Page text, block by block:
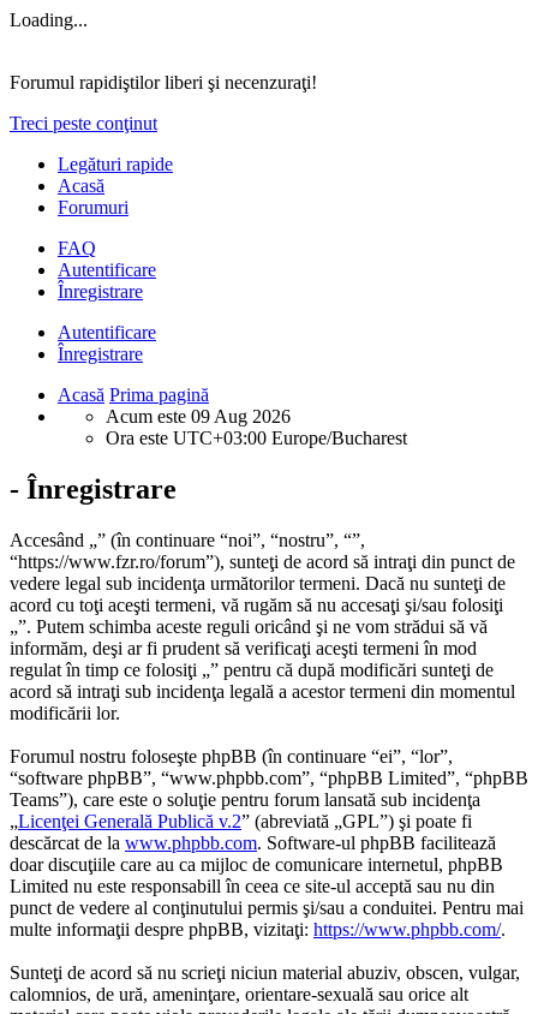
Loading...
Forumul rapidiştilor liberi şi necenzuraţi!
Treci peste conţinut
Legături rapide
Acasă
Forumuri
FAQ
Autentificare
Înregistrare
Autentificare
Înregistrare
Acasă Prima pagină
Acum este 09 Aug 2026
Ora este UTC+03:00 Europe/Bucharest
- Înregistrare
Accesând „” (în continuare “noi”, “nostru”, “”,
“https://www.fzr.ro/forum”), sunteţi de acord să intraţi din punct de
vedere legal sub incidenţa următorilor termeni. Dacă nu sunteţi de
acord cu toţi aceşti termeni, vă rugăm să nu accesaţi şi/sau folosiţi
„”. Putem schimba aceste reguli oricând şi ne vom strădui să vă
informăm, deşi ar fi prudent să verificaţi aceşti termeni în mod
regulat în timp ce folosiţi „” pentru că după modificări sunteţi de
acord să intraţi sub incidenţa legală a acestor termeni din momentul
modificării lor.
Forumul nostru foloseşte phpBB (în continuare “ei”, “lor”,
“software phpBB”, “www.phpbb.com”, “phpBB Limited”, “phpBB
Teams”), care este o soluţie pentru forum lansată sub incidenţa
„Licenţei Generală Publică v.2” (abreviată „GPL”) şi poate fi
descărcat de la www.phpbb.com. Software-ul phpBB facilitează
doar discuţiile care au ca mijloc de comunicare internetul, phpBB
Limited nu este responsabill în ceea ce site-ul acceptă sau nu din
punct de vedere al conţinutului permis şi/sau a conduitei. Pentru mai
multe informaţii despre phpBB, vizitaţi: https://www.phpbb.com/.
Sunteţi de acord să nu scrieţi niciun material abuziv, obscen, vulgar,
calomnios, de ură, ameninţare, orientare-sexuală sau orice alt